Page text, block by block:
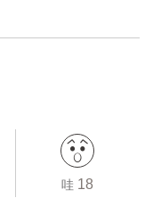
哇 18